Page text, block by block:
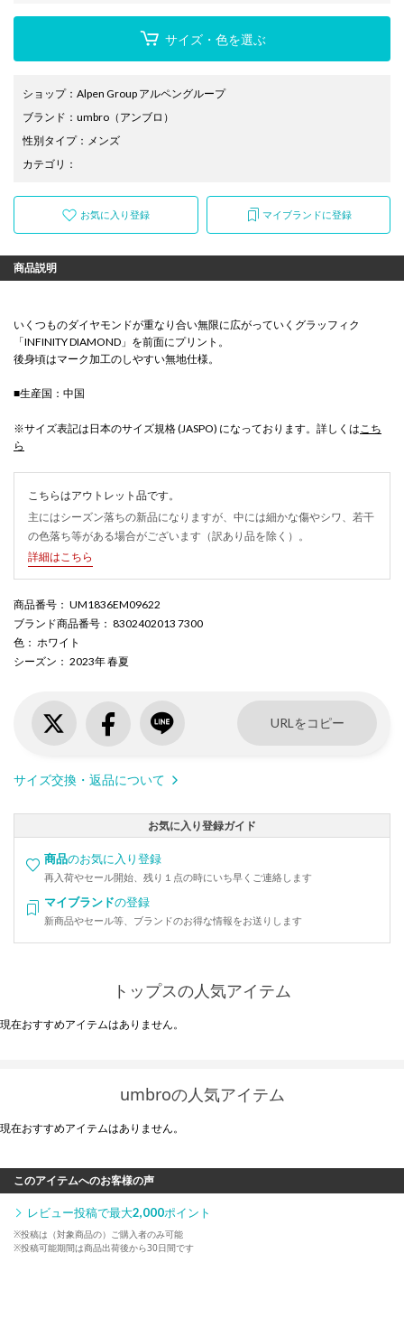
サイズ・色を選ぶ
ショップ： Alpen Group アルペングループ
ブランド ： umbro （アンブロ）
性別タイプ： メンズ
カテゴリ ：
お気に入り登録 マイブランドに登録
商品説明
いくつものダイヤモンドが重なり合い無限に広がっていくグラッフィク
「INFINITY DIAMOND」を前面にプリント。
後身頃はマーク加工のしやすい無地仕様。
■生産国：中国
※サイズ表記は日本のサイズ規格 (JASPO) になっております。詳しくは こち
ら
こちらはアウトレット品です。
主にはシーズン落ちの新品になりますが、中には細かな傷やシワ、若干
の色落ち等がある場合がございます（訳あり品を除く）。
詳細はこちら
商品番号 ： UM1836EM09622
ブランド商品番号 ： 8302402013 7300
色 ： ホワイト
シーズン ： 2023年 春夏
URLをコピー
サイズ交換・返品について
お気に入り登録ガイド
商品のお気に入り登録
再入荷やセール開始、残り１点の時にいち早くご連絡します
マイブランドの登録
新商品やセール等、ブランドのお得な情報をお送りします
トップスの人気アイテム
現在おすすめアイテムはありません。
umbroの人気アイテム
現在おすすめアイテムはありません。
このアイテムへのお客様の声
レビュー投稿で最大2,000ポイント
※投稿は（対象商品の）ご購入者のみ可能
※投稿可能期間は商品出荷後から30日間です